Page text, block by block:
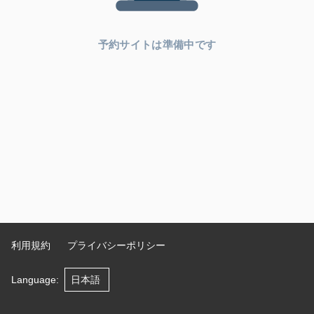
予約サイトは準備中です
利用規約 プライバシーポリシー
Language: